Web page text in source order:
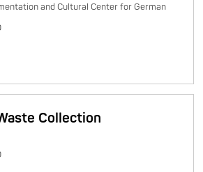
and Cultural Center for German
Collection